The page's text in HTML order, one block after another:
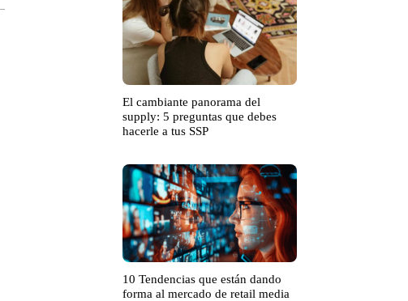
El cambiante panorama del
supply: 5 preguntas que debes
hacerle a tus SSP
10 Tendencias que están dando
forma al mercado de retail media